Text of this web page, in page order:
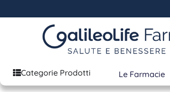
Categorie Prodotti Le Farmacie